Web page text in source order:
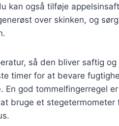
kan også tilføje
over skinken, og
så den bliver saftig
timer for at bevare
god tommelfingerregel
bruge et stegetermometer